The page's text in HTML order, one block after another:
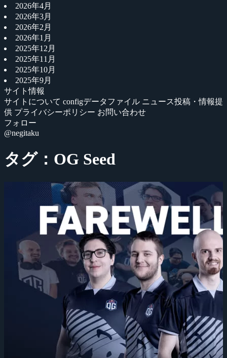
2026年4月
2026年3月
2026年2月
2026年1月
2025年12月
2025年11月
2025年10月
2025年9月
サイト情報
サイトについて configデータファイル ニュース投稿・情報提
供 プライバシーポリシー お問い合わせ
フォロー
@negitaku
タグ：OG Seed